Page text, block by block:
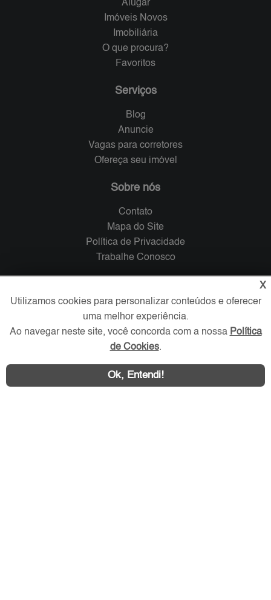
Alugar
Imóveis Novos
Imobiliária
O que procura?
Favoritos
Serviços
Blog
Anuncie
Vagas para corretores
Ofereça seu imóvel
Sobre nós
Contato
Mapa do Site
Política de Privacidade
Trabalhe Conosco
Redes Sociais
X
Utilizamos cookies para personalizar conteúdos e oferecer
uma melhor experiência.
Ao navegar neste site, você concorda com a nossa Política
de Cookies.
Ok, Entendi!